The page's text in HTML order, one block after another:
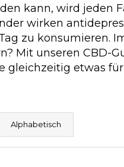
kann, wird jeden
wirken
zu konsumieren.
Mit unseren CBD-
gleichzeitig etwas
Alphabetisch